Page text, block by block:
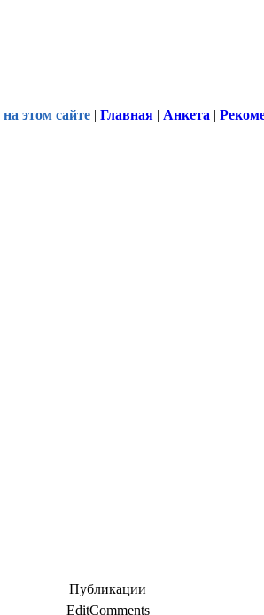
этом сайте | Главная | Анкета |
Публикации
EditComments